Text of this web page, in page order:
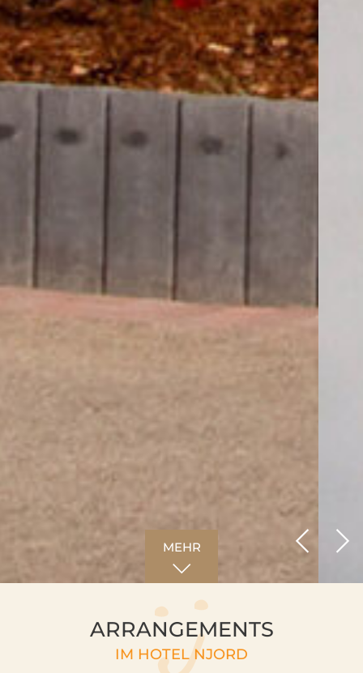
MEHR
ARRANGEMENTS
IM HOTEL NJORD